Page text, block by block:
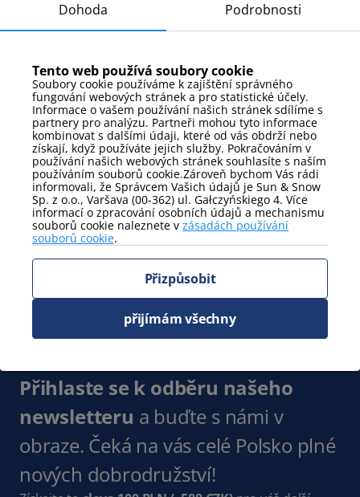
tv
Zobrazit více
Parkování
Venkovní parkoviště
Zobrazit více
Postele
Ručníky
Další koupelna
jednolůžko
Zobrazit více
Postele - podrobnosti
jednolůžko
Přihlaste se k odběru našeho
newsletteru a buďte s námi v
obraze. Čeká na vás celé Polsko plné
nových dobrodružství!
Dohoda Podrobnosti
Tento web používá soubory cookie
Soubory cookie používáme k zajištění správného
fungování webových stránek a pro statistické účely.
Informace o vašem používání našich stránek sdílíme s
partnery pro analýzu. Partneři mohou tyto informace
kombinovat s dalšími údaji, které od vás obdrží nebo
získají, když používáte jejich služby. Pokračováním v
používání našich webových stránek souhlasíte s naším
používáním souborů cookie.Zároveň bychom Vás rádi
informovali, že Správcem Vašich údajů je Sun & Snow
Sp. z o.o., Varšava (00-362) ul. Gałczyńskiego 4. Více
informací o zpracování osobních údajů a mechanismu
souborů cookie naleznete v zásadách používání
souborů cookie.
Přizpůsobit
přijímám všechny